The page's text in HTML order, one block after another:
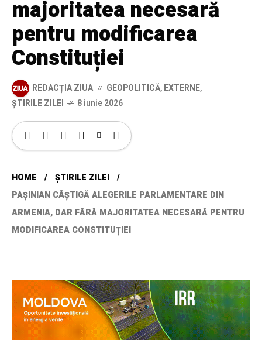
majoritatea necesară
pentru modificarea
Constituției
REDACȚIA ZIUA GEOPOLITICĂ,EXTERNE,
ȘTIRILE ZILEI
8 iunie 2026
HOME
ȘTIRILE ZILEI
PAȘINIAN CÂȘTIGĂ ALEGERILE PARLAMENTARE DIN
ARMENIA, DAR FĂRĂ MAJORITATEA NECESARĂ PENTRU
MODIFICAREA CONSTITUȚIEI